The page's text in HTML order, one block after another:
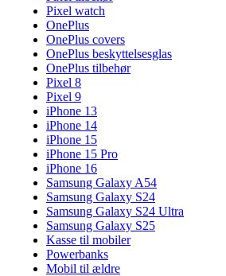
Pixel watch
OnePlus
OnePlus covers
OnePlus beskyttelsesglas
OnePlus tilbehør
Pixel 8
Pixel 9
iPhone 13
iPhone 14
iPhone 15
iPhone 15 Pro
iPhone 16
Samsung Galaxy A54
Samsung Galaxy S24
Samsung Galaxy S24 Ultra
Samsung Galaxy S25
Kasse til mobiler
Powerbanks
Mobil til ældre